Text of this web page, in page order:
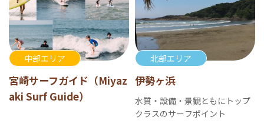
中部エリア
宮崎サーフガイド（Miyaz
aki Surf Guide）
北部エリア
伊勢ヶ浜
水質・設備・景観ともにトップ
クラスのサーフポイント